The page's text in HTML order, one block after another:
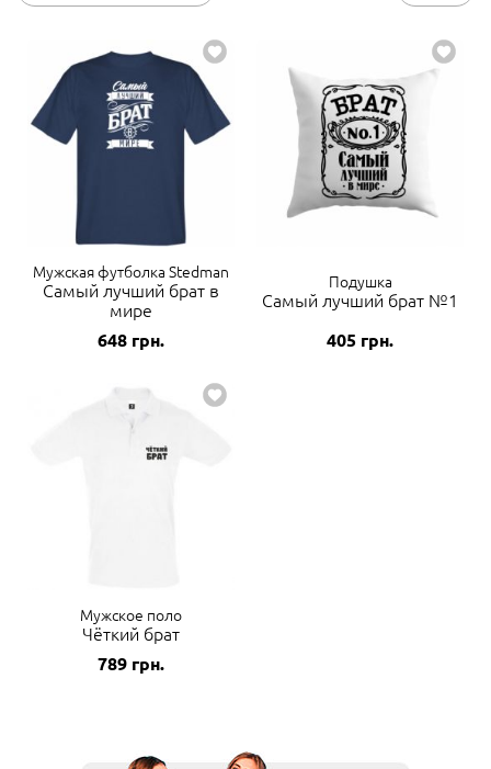
Мужская футболка Stedman
Самый лучший брат в
мире
648 грн.
Подушка
Самый лучший брат №1
405 грн.
Мужское поло
Чёткий брат
789 грн.